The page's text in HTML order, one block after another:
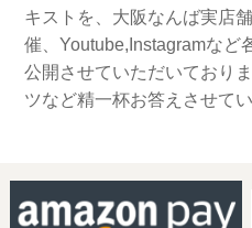
キストを、大阪なんば実店
催、Youtube,Instagramなど
公開させていただいており
ツなど精一杯お答えさせて